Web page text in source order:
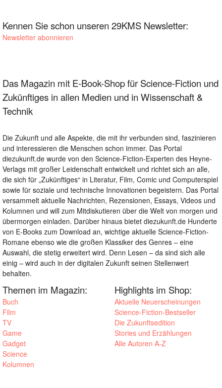
Kennen Sie schon unseren 29KMS Newsletter:
Newsletter abonnieren
Das Magazin mit E-Book-Shop für Science-Fiction und
Zukünftiges in allen Medien und in Wissenschaft &
Technik
Die Zukunft und alle Aspekte, die mit ihr verbunden sind, faszinieren
und interessieren die Menschen schon immer. Das Portal
diezukunft.de wurde von den Science-Fiction-Experten des Heyne-
Verlags mit großer Leidenschaft entwickelt und richtet sich an alle,
die sich für „Zukünftiges“ in Literatur, Film, Comic und Computerspiel
sowie für soziale und technische Innovationen begeistern. Das Portal
versammelt aktuelle Nachrichten, Rezensionen, Essays, Videos und
Kolumnen und will zum Mitdiskutieren über die Welt von morgen und
übermorgen einladen. Darüber hinaus bietet diezukunft.de Hunderte
von E-Books zum Download an, wichtige aktuelle Science-Fiction-
Romane ebenso wie die großen Klassiker des Genres – eine
Auswahl, die stetig erweitert wird. Denn Lesen – da sind sich alle
einig – wird auch in der digitalen Zukunft seinen Stellenwert
behalten.
Themen im Magazin:
Buch
Film
TV
Game
Gadget
Science
Kolumnen
Highlights im Shop:
Aktuelle Neuerscheinungen
Science-Fiction-Bestseller
Die Zukunftsedition
Stories und Erzählungen
Alle Autoren A-Z